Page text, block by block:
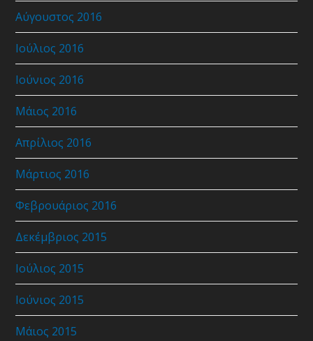
Αύγουστος 2016
Ιούλιος 2016
Ιούνιος 2016
Μάιος 2016
Απρίλιος 2016
Μάρτιος 2016
Φεβρουάριος 2016
Δεκέμβριος 2015
Ιούλιος 2015
Ιούνιος 2015
Μάιος 2015